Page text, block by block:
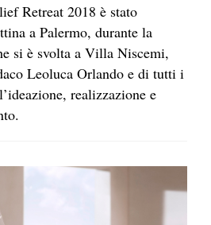
Retreat 2018 è stato
a Palermo, durante la
si è svolta a Villa Niscemi,
Leoluca Orlando e di tutti i
realizzazione e